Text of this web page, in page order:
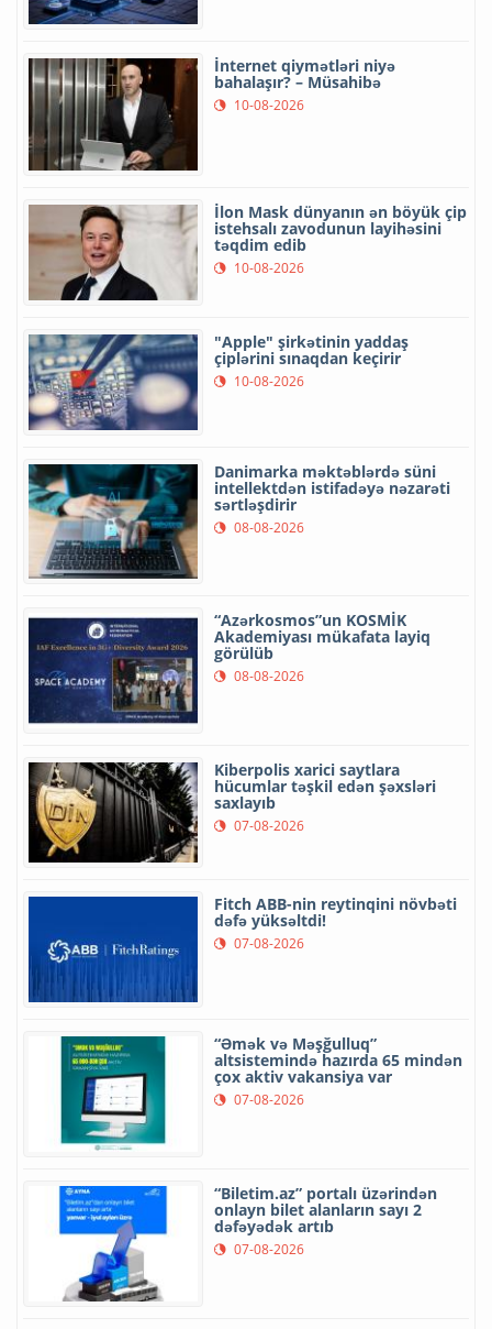
İnternet qiymətləri niyə
bahalaşır? – Müsahibə
10-08-2026
İlon Mask dünyanın ən böyük çip
istehsalı zavodunun layihəsini
təqdim edib
10-08-2026
"Apple" şirkətinin yaddaş
çiplərini sınaqdan keçirir
10-08-2026
Danimarka məktəblərdə süni
intellektdən istifadəyə nəzarəti
sərtləşdirir
08-08-2026
“Azərkosmos”un KOSMİK
Akademiyası mükafata layiq
görülüb
08-08-2026
Kiberpolis xarici saytlara
hücumlar təşkil edən şəxsləri
saxlayıb
07-08-2026
Fitch ABB-nin reytinqini növbəti
dəfə yüksəltdi!
07-08-2026
“Əmək və Məşğulluq”
altsistemində hazırda 65 mindən
çox aktiv vakansiya var
07-08-2026
“Biletim.az” portalı üzərindən
onlayn bilet alanların sayı 2
dəfəyədək artıb
07-08-2026